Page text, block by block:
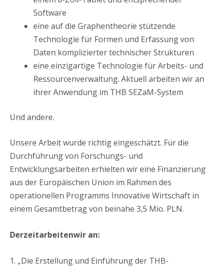
Software
eine auf die Graphentheorie stützende
Technologie für Formen und Erfassung von
Daten komplizierter technischer Strukturen
eine einzigartige Technologie für Arbeits- und
Ressourcenverwaltung. Aktuell arbeiten wir an
ihrer Anwendung im THB SEZaM-System
Und andere.
Unsere Arbeit wurde richtig eingeschätzt. Für die
Durchführung von Forschungs- und
Entwicklungsarbeiten erhielten wir eine Finanzierung
aus der Europäischen Union im Rahmen des
operationellen Programms Innovative Wirtschaft in
einem Gesamtbetrag von beinahe 3,5 Mio. PLN.
Derzeitarbeitenwir an:
1. „Die Erstellung und Einführung der THB-